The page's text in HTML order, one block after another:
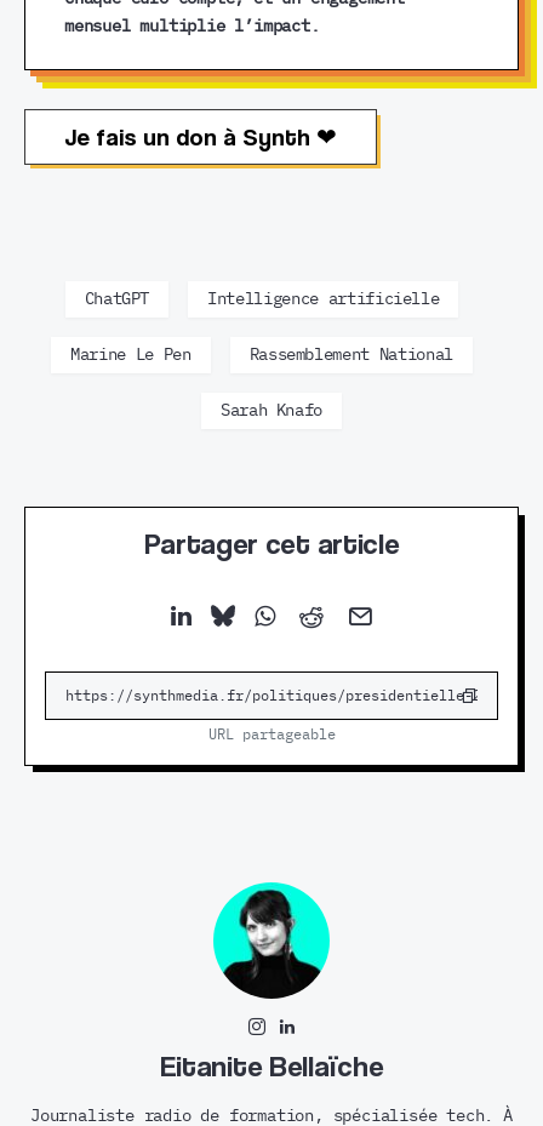
mensuel multiplie l’impact.
Je fais un don à Synth ❤︎
ChatGPT Intelligence artificielle
Marine Le Pen Rassemblement National
Sarah Knafo
Partager cet article
URL partageable
Eitanite Bellaïche
Journaliste radio de formation, spécialisée tech. À